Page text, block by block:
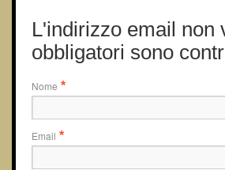
L'indirizzo email non
obbligatori sono
Nome *
Email *